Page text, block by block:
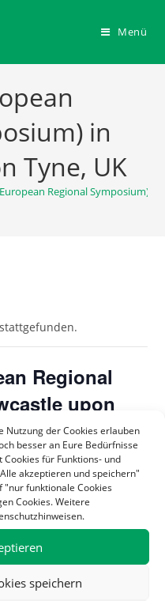
Nutzung der Cookies erlauben
besser an Eure Bedürfnisse
für Funktions- und
akzeptieren und speichern"
"nur funktionale Cookies
Cookies. Weitere
speichern
Menü
in
Tyne, UK
Regional Symposium)
Regional
upon
hinzufügen